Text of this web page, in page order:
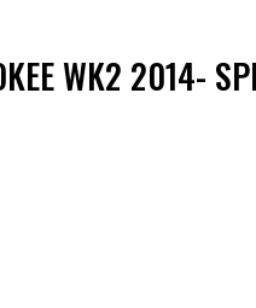
WK2 2014-